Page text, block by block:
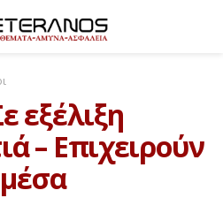
εξέλιξη
– Επιχειρούν